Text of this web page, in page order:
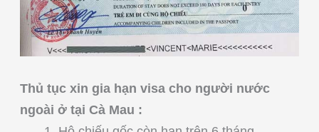
Thủ tục xin gia hạn visa cho người nước
ngoài ở tại Cà Mau :